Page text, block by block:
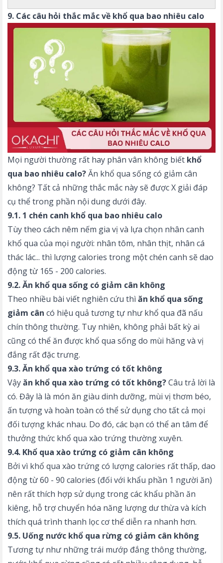
9. Các câu hỏi thắc mắc về khổ qua bao nhiêu calo
Mọi người thường rất hay phân vân không biết khổ
qua bao nhiêu calo?Ăn khổ qua sống có giảm cân
không? Tất cả những thắc mắc này sẽ được X giải đáp
cụ thể trong phần nội dung dưới đây.
9.1. 1 chén canh khổ qua bao nhiêu calo
Tùy theo cách nêm nếm gia vị và lựa chọn nhân canh
khổ qua của mọi người: nhân tôm, nhân thịt, nhân cá
thác lác... thì lượng calories trong một chén canh sẽ dao
động từ 165 - 200 calories.
9.2. Ăn khổ qua sống có giảm cân không
Theo nhiều bài viết nghiên cứu thìăn khổ qua sống
giảm cân có hiệu quả tương tự như khổ qua đã nấu
chín thông thường. Tuy nhiên, không phải bất kỳ ai
cũng có thể ăn được khổ qua sống do mùi hăng và vị
đắng rất đặc trưng.
9.3. Ăn khổ qua xào trứng có tốt không
Vậyăn khổ qua xào trứng có tốt không?Câu trả lời là
có. Đây là là món ăn giàu dinh dưỡng, mùi vị thơm béo,
ấn tượng và hoàn toàn có thể sử dụng cho tất cả mọi
đối tượng khác nhau. Do đó, các bạn có thể an tâm để
thưởng thức khổ qua xào trứng thường xuyên.
9.4. Khổ qua xào trứng có giảm cân không
Bởi vì khổ qua xào trứng có lượng calories rất thấp, dao
động từ 60 - 90 calories (đối với khẩu phần 1 người ăn)
nên rất thích hợp sử dụng trong các khẩu phần ăn
kiêng, hỗ trợ chuyển hóa năng lượng dư thừa và kích
thích quá trình thanh lọc cơ thể diễn ra nhanh hơn.
9.5. Uống nước khổ qua rừng có giảm cân không
Tương tự như những trái mướp đắng thông thường,